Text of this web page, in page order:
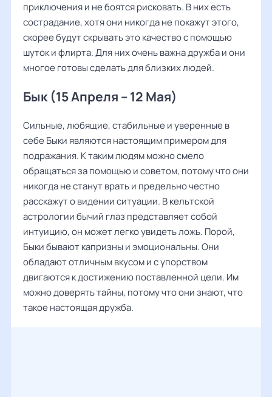
приключения и не боятся рисковать. В них есть
сострадание, хотя они никогда не покажут этого,
скорее будут скрывать это качество с помощью
шуток и флирта. Для них очень важна дружба и они
многое готовы сделать для близких людей.
Бык (15 Апреля – 12 Мая)
Сильные, любящие, стабильные и уверенные в
себе Быки являются настоящим примером для
подражания. К таким людям можно смело
обращаться за помощью и советом, потому что они
никогда не станут врать и предельно честно
расскажут о видении ситуации. В кельтской
астрологии бычий глаз представляет собой
интуицию, он может легко увидеть ложь. Порой,
Быки бывают капризны и эмоциональны. Они
обладают отличным вкусом и с упорством
двигаются к достижению поставленной цели. Им
можно доверять тайны, потому что они знают, что
такое настоящая дружба.